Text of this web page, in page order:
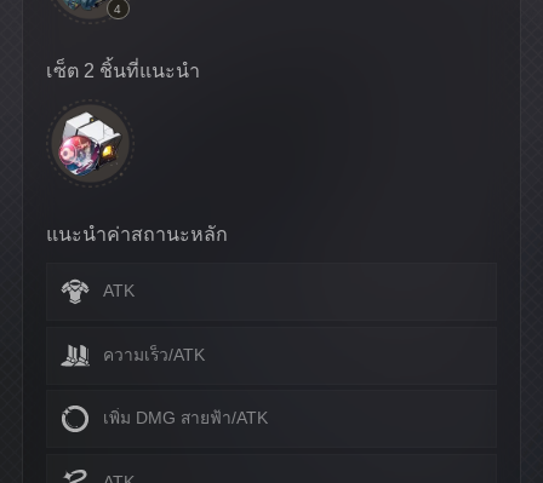
4
เซ็ต 2 ชิ้นที่แนะนำ
แนะนำค่าสถานะหลัก
ATK
ความเร็ว/ATK
เพิ่ม DMG สายฟ้า/ATK